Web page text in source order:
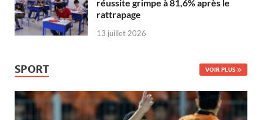
réussite grimpe à 81,6% après le
rattrapage
13 juillet 2026
SPORT VOIR PLUS